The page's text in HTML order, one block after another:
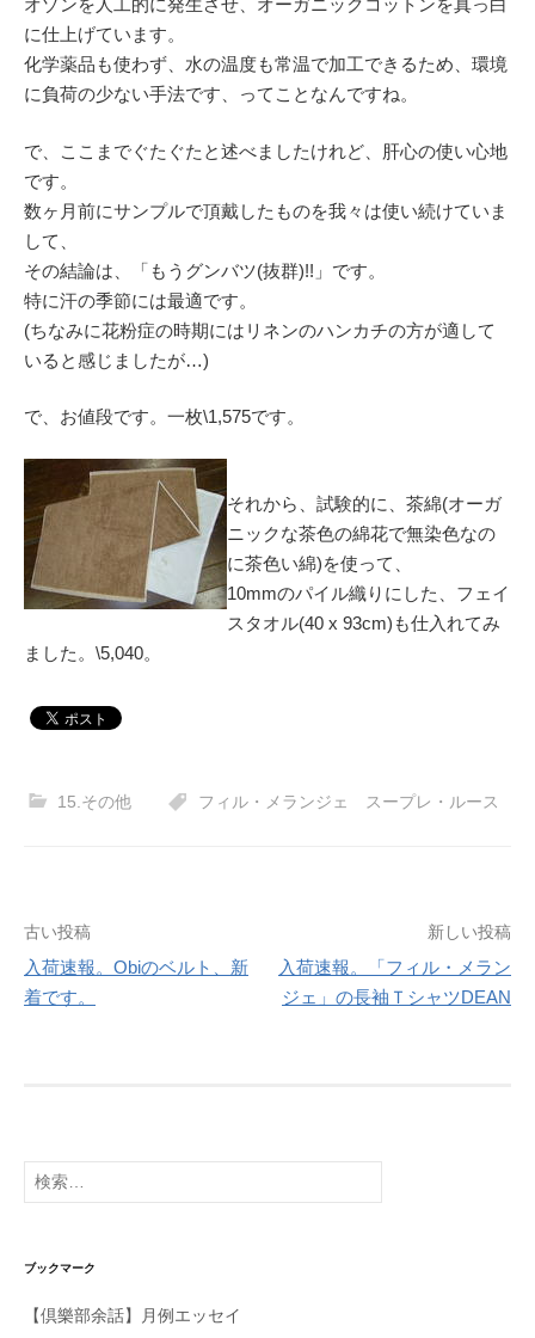
オゾンを人工的に発生させ、オーガニックコットンを真っ白
に仕上げています。
化学薬品も使わず、水の温度も常温で加工できるため、環境
に負荷の少ない手法です、ってことなんですね。
で、ここまでぐたぐたと述べましたけれど、肝心の使い心地
です。
数ヶ月前にサンプルで頂戴したものを我々は使い続けていま
して、
その結論は、「もうグンバツ(抜群)!!」です。
特に汗の季節には最適です。
(ちなみに花粉症の時期にはリネンのハンカチの方が適して
いると感じましたが…)
で、お値段です。一枚\1,575です。
それから、試験的に、茶綿(オーガ
ニックな茶色の綿花で無染色なの
に茶色い綿)を使って、
10mmのパイル織りにした、フェイ
スタオル(40 x 93cm)も仕入れてみ
ました。\5,040。
15.その他 フィル・メランジェ スープレ・ルース
投
稿
ナ
ョ
ン
古い投稿
入荷速報。Obiのベルト、新
着です。
新しい投稿
入荷速報。「フィル・メラン
ジェ」の長袖ＴシャツDEAN
検
索:
ブックマーク
【倶樂部余話】月例エッセイ